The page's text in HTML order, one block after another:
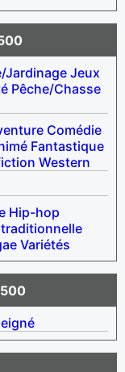
Jardinage Jeux
Pêche/Chasse
Comédie
Fantastique
Western
Hip-hop
Variétés